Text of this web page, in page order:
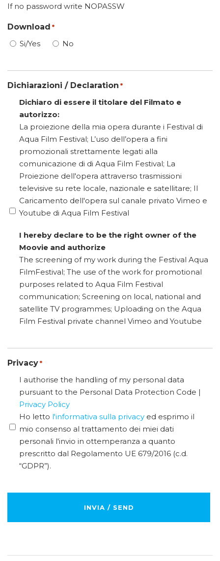
If no password write NOPASSW
Download *
Si/Yes No
Dichiarazioni / Declaration *
Dichiaro di essere il titolare del Filmato e
autorizzo:
La proiezione della mia opera durante i Festival di
Aqua Film Festival; L’uso dell’opera a fini
promozionali strettamente legati alla
comunicazione di di Aqua Film Festival; La
Proiezione dell'opera attraverso trasmissioni
televisive su rete locale, nazionale e satellitare; Il
Caricamento dell'opera sul canale privato Vimeo e
Youtube di Aqua Film Festival
I hereby declare to be the right owner of the
Moovie and authorize
The screening of my work during the Festival Aqua
FilmFestival; The use of the work for promotional
purposes related to Aqua Film Festival
communication; Screening on local, national and
satellite TV programmes; Uploading on the Aqua
Film Festival private channel Vimeo and Youtube
Privacy *
I authorise the handling of my personal data
pursuant to the Personal Data Protection Code |
Privacy Policy
Ho letto l'informativa sulla privacy ed esprimo il
mio consenso al trattamento dei miei dati
personali l'invio in ottemperanza a quanto
prescritto dal Regolamento UE 679/2016 (c.d.
“GDPR”).